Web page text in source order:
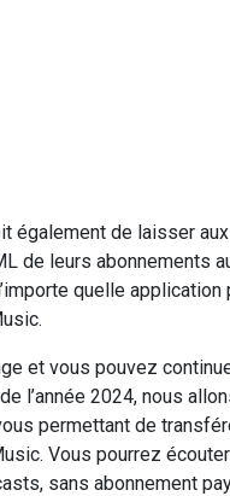
également de laisser
de leurs abonnements
quelle
et vous pouvez
l’année 2024, nous
permettant de
Vous pourrez
sans abonnement